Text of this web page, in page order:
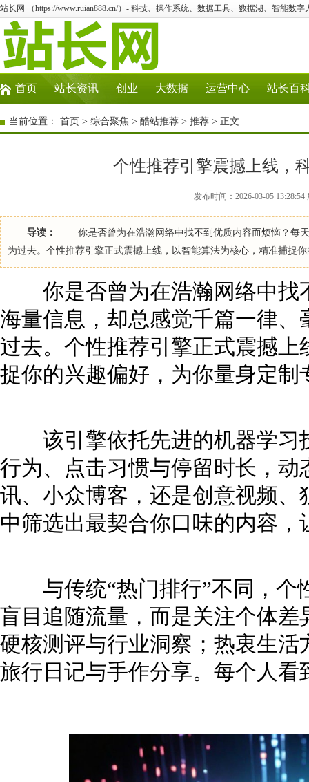
站长网 （https://www.ruian888.cn/）- 科技、操作系统、数据工具、数据湖、智能数字
首页 站长资讯 创业 大数据 运营中心 站长百
当前位置： 首页 > 综合聚焦 > 酷站推荐 > 推荐 > 正文
个性推荐引擎震撼上线，
发布时间：2026-03-05
导读：
你是否曾为在浩瀚网络中找不到优质内容而烦恼？每天
为过去。个性推荐引擎正式震撼上线，以智能算法为核心，精准捕捉你
你是否曾为在浩瀚网络中找
海量信息，却总感觉千篇一律
过去。个性推荐引擎正式震撼
捉你的兴趣偏好，为你量身定制
该引擎依托先进的机器学习
行为、点击习惯与停留时长，
讯、小众博客，还是创意视频
中筛选出最契合你口味的内容
与传统“热门排行”不同，个
盲目追随流量，而是关注个体
硬核测评与行业洞察；热衷生
旅行日记与手作分享。每个人